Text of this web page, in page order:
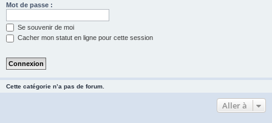
Mot de passe :
Se souvenir de moi
Cacher mon statut en ligne pour cette session
Cette catégorie n’a pas de forum.
Aller à